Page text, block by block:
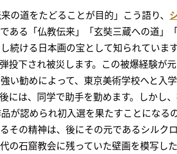
の道をたどることが目的」こう語り、
ある「仏教伝来」「玄奘三蔵への道」
続ける日本画の宝として知られていま
下され被災します。この被爆経験が
い勧めによって、東京美術学校へと入
には、同学で助手を勤めます。しかし
が認められ初入選を果たすことになる
その精神は、後にその元であるシルク
の石窟教会に残っていた壁画を模写し